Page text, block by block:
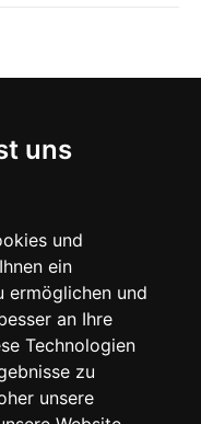
uns
und
ein
ermöglichen und
an Ihre
Technologien
zu
unsere